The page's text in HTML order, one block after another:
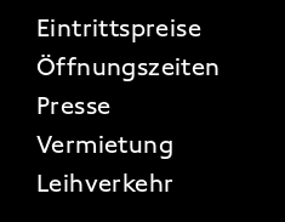
Eintrittspreise
Öffnungszeiten
Presse
Vermietung
Leihverkehr